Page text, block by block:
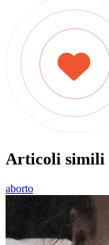
Articoli simili
aborto